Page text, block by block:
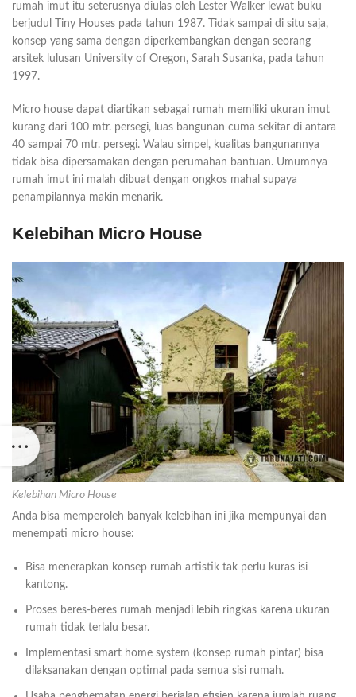
rumah imut itu seterusnya diulas oleh Lester Walker lewat buku
berjudul Tiny Houses pada tahun 1987. Tidak sampai di situ saja,
konsep yang sama dengan diperkembangkan dengan seorang
arsitek lulusan University of Oregon, Sarah Susanka, pada tahun
1997.
Micro house dapat diartikan sebagai rumah memiliki ukuran imut
kurang dari 100 mtr. persegi, luas bangunan cuma sekitar di antara
40 sampai 70 mtr. persegi. Walau simpel, kualitas bangunannya
tidak bisa dipersamakan dengan perumahan bantuan. Umumnya
rumah imut ini malah dibuat dengan ongkos mahal supaya
penampilannya makin menarik.
Kelebihan Micro House
Kelebihan Micro House
Anda bisa memperoleh banyak kelebihan ini jika mempunyai dan
menempati micro house:
Bisa menerapkan konsep rumah artistik tak perlu kuras isi
kantong.
Proses beres-beres rumah menjadi lebih ringkas karena ukuran
rumah tidak terlalu besar.
Implementasi smart home system (konsep rumah pintar) bisa
dilaksanakan dengan optimal pada semua sisi rumah.